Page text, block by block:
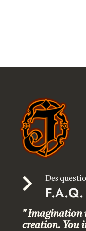
 Des
F.A.Q.
" Imagination
creation. You